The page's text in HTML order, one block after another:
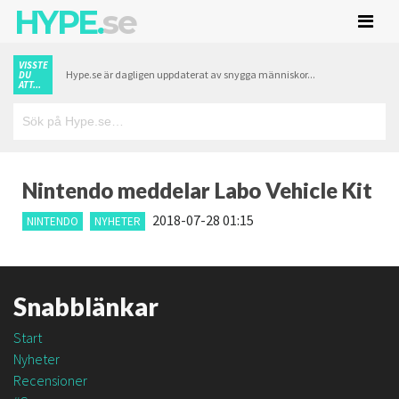
HYPE.se
VISSTE
DU
ATT...
Hype.se är dagligen uppdaterat av snygga människor...
Nintendo meddelar Labo Vehicle Kit
NINTENDO NYHETER 2018-07-28 01:15
Snabblänkar
Start
Nyheter
Recensioner